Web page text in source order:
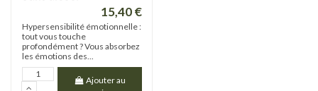
15,40 €
Hypersensibilité émotionnelle :
tout vous touche
profondément ? Vous absorbez
les émotions des...
Ajouter au